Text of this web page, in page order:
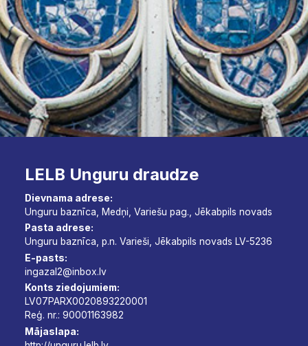
LELB Unguru draudze
Dievnama adrese:
Unguru baznīca, Medņi, Variešu pag., Jēkabpils novads
Pasta adrese:
Unguru baznīca, p.n. Varieši, Jēkabpils novads LV-5236
E-pasts:
ingazal2@inbox.lv
Konts ziedojumiem:
LV07PARX0020893220001
Reģ. nr.: 90001163982
Mājaslapa: